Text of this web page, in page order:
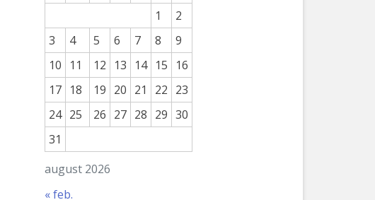
august 2026
1
2
3
4 5 6 7 8
9
10
11 12 13 14 15
16
17 18 19 20 21 22 23
24 25 26 27 28 29 30
31
« feb.